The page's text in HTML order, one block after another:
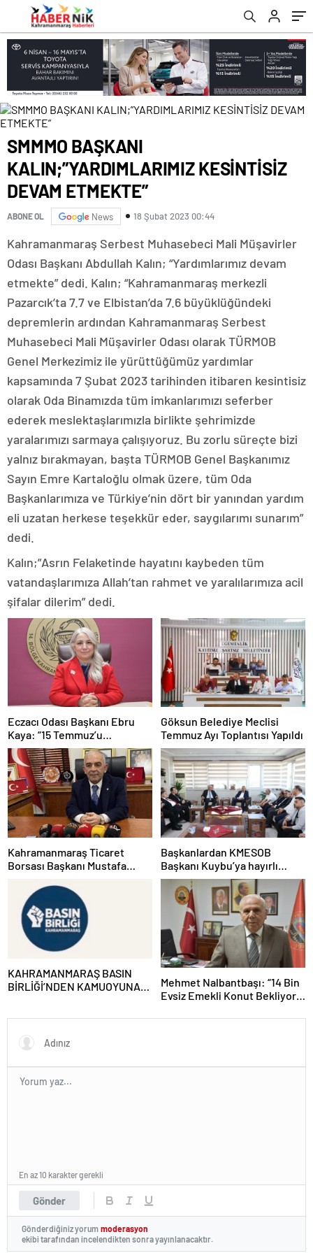
romabet
romabet
romabet
deneme
bonusu
veren
siteler
SMMMO BAŞKANI
KALIN;”YARDIMLARIMIZ KESİNTİSİZ
DEVAM ETMEKTE”
ABONE OL News 18 Şubat 2023 00:44
Kahramanmaraş Serbest Muhasebeci Mali Müşavirler
Odası Başkanı Abdullah Kalın; “Yardımlarımız devam
etmekte” dedi. Kalın; “Kahramanmaraş merkezli
Pazarcık’ta 7.7 ve Elbistan’da 7.6 büyüklüğündeki
depremlerin ardından Kahramanmaraş Serbest
Muhasebeci Mali Müşavirler Odası olarak TÜRMOB
Genel Merkezimiz ile yürüttüğümüz yardımlar
kapsamında 7 Şubat 2023 tarihinden itibaren kesintisiz
olarak Oda Binamızda tüm imkanlarımızı seferber
ederek meslektaşlarımızla birlikte şehrimizde
yaralarımızı sarmaya çalışıyoruz. Bu zorlu süreçte bizi
yalnız bırakmayan, başta TÜRMOB Genel Başkanımız
Sayın Emre Kartaloğlu olmak üzere, tüm Oda
Başkanlarımıza ve Türkiye’nin dört bir yanından yardım
eli uzatan herkese teşekkür eder, saygılarımı sunarım”
dedi.
Kalın;”Asrın Felaketinde hayatını kaybeden tüm
vatandaşlarımıza Allah’tan rahmet ve yaralılarımıza acil
şifalar dilerim” dedi.
Eczacı Odası Başkanı Ebru
Kaya: “15 Temmuz’u
Unutmamalı, Milli İradeye
Sahip Çıkmalıyız”
Göksun Belediye Meclisi
Temmuz Ayı Toplantısı Yapıldı
Kahramanmaraş Ticaret
Borsası Başkanı Mustafa
Narlı;“Aile kurumunun temel
direği olan babalarımız, sevgi
ve fedakârlığın en güçlü
temsilcileridir”
Başkanlardan KMESOB
Başkanı Kuybu’ya hayırlı
olsun ziyareti
KAHRAMANMARAŞ BASIN
BİRLİĞİ’NDEN KAMUOYUNA
Mehmet Nalbantbaşı: “14 Bin
Evsiz Emekli Konut Bekliyor,
Gönder
En az 10 karakter gerekli
Gönderdiğiniz yorum moderasyon
ekibi tarafından incelendikten sonra yayınlanacaktır.
HEMLERİLERİMİZİN YANINDAYIZ”